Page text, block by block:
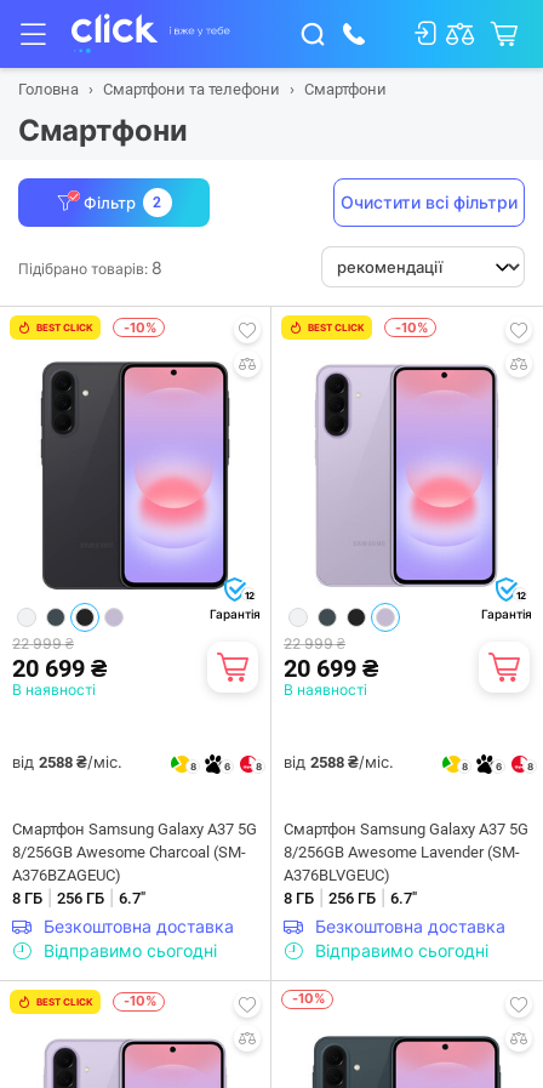
Головна Смартфони та телефони Смартфони
Смартфони
Фільтр 2 Очистити всі фільтри
Підібрано товарів: 8
BEST CLICK -10%
12
Гарантія
22 999 ₴
20 699 ₴
В наявності
від 2588 ₴/міс. 8 6 8
Смартфон Samsung Galaxy A37 5G
8/256GB Awesome Charcoal (SM-
A376BZAGEUC)
8 ГБ
256 ГБ 6.7"
Безкоштовна доставка
Відправимо сьогодні
BEST CLICK -10%
12
Гарантія
22 999 ₴
20 699 ₴
В наявності
від 2588 ₴/міс. 8 6 8
Смартфон Samsung Galaxy A37 5G
8/256GB Awesome Lavender (SM-
A376BLVGEUC)
8 ГБ
256 ГБ 6.7"
Безкоштовна доставка
Відправимо сьогодні
BEST CLICK -10% -10%